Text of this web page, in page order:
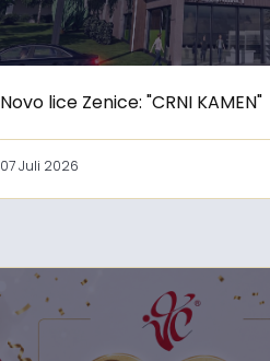
Novo lice Zenice: "CRNI KAMEN"
07 Juli 2026